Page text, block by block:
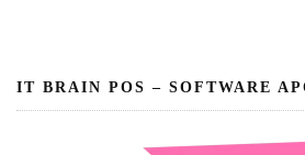
IT BRAIN POS – SOFTWARE